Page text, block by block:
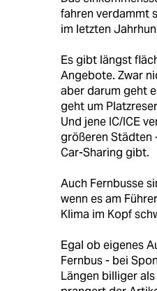
fahren verdammt
im letzten
Es gibt längst
Angebote. Zwar
aber darum geht
geht um
Und jene IC/ICE
größeren Städten
Car-Sharing gibt.
Auch Fernbusse
wenn es am
Klima im Kopf
Egal ob eigenes
Fernbus - bei
Längen billiger